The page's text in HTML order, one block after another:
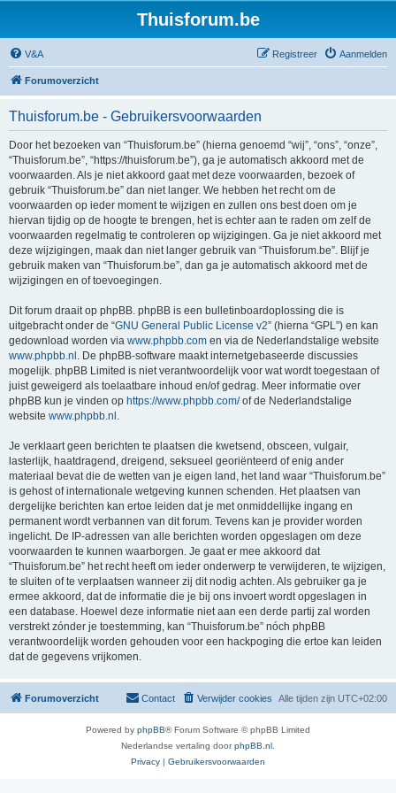
Thuisforum.be
V&A Aanmelden
Registreer
Forumoverzicht
Thuisforum.be - Gebruikersvoorwaarden
Door het bezoeken van “Thuisforum.be” (hierna genoemd “wij”, “ons”, “onze”,
“Thuisforum.be”, “https://thuisforum.be”), ga je automatisch akkoord met de
voorwaarden. Als je niet akkoord gaat met deze voorwaarden, bezoek of
gebruik “Thuisforum.be” dan niet langer. We hebben het recht om de
voorwaarden op ieder moment te wijzigen en zullen ons best doen om je
hiervan tijdig op de hoogte te brengen, het is echter aan te raden om zelf de
voorwaarden regelmatig te controleren op wijzigingen. Ga je niet akkoord met
deze wijzigingen, maak dan niet langer gebruik van “Thuisforum.be”. Blijf je
gebruik maken van “Thuisforum.be”, dan ga je automatisch akkoord met de
wijzigingen en of toevoegingen.
Dit forum draait op phpBB. phpBB is een bulletinboardoplossing die is
uitgebracht onder de “GNU General Public License v2” (hierna “GPL”) en kan
gedownload worden via www.phpbb.com en via de Nederlandstalige website
www.phpbb.nl . De phpBB-software maakt internetgebaseerde discussies
mogelijk. phpBB Limited is niet verantwoordelijk voor wat wordt toegestaan of
juist geweigerd als toelaatbare inhoud en/of gedrag. Meer informatie over
phpBB kun je vinden op https://www.phpbb.com/of de Nederlandstalige
website www.phpbb.nl .
Je verklaart geen berichten te plaatsen die kwetsend, obsceen, vulgair,
lasterlijk, haatdragend, dreigend, seksueel georiënteerd of enig ander
materiaal bevat die de wetten van je eigen land, het land waar “Thuisforum.be”
is gehost of internationale wetgeving kunnen schenden. Het plaatsen van
dergelijke berichten kan ertoe leiden dat je met onmiddellijke ingang en
permanent wordt verbannen van dit forum. Tevens kan je provider worden
ingelicht. De IP-adressen van alle berichten worden opgeslagen om deze
voorwaarden te kunnen waarborgen. Je gaat er mee akkoord dat
“Thuisforum.be” het recht heeft om ieder onderwerp te verwijderen, te wijzigen,
te sluiten of te verplaatsen wanneer zij dit nodig achten. Als gebruiker ga je
ermee akkoord, dat de informatie die je bij ons invoert wordt opgeslagen in
een database. Hoewel deze informatie niet aan een derde partij zal worden
verstrekt zónder je toestemming, kan “Thuisforum.be” nóch phpBB
verantwoordelijk worden gehouden voor een hackpoging die ertoe kan leiden
dat de gegevens vrijkomen.
Forumoverzicht Alle tijden zijn UTC+02:00
Verwijder cookies
Contact
Powered by phpBB® Forum Software © phpBB Limited
Nederlandse vertaling doorphpBB.nl
Privacy | Gebruikersvoorwaarden